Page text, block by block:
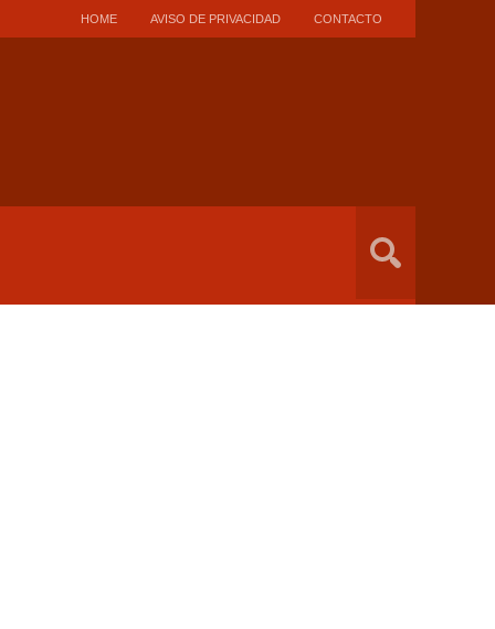
HOME AVISO DE PRIVACIDAD CONTACTO